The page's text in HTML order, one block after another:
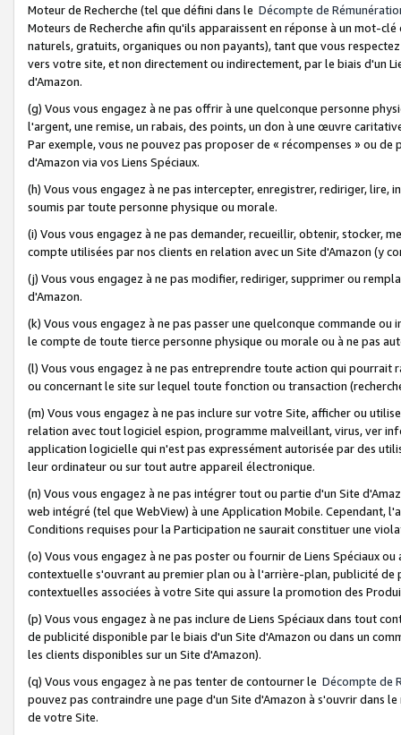
Moteur de Recherche (tel que défini dans le Décompte de
Moteurs de Recherche afin qu'ils apparaissent en réponse à un mot-
naturels, gratuits, organiques ou non payants), tant que vous
vers votre site, et non directement ou indirectement, par le biais d'un
d'Amazon.
(g) Vous vous engagez à ne pas offrir à une quelconque personne
l'argent, une remise, un rabais, des points, un don à une œuvre
Par exemple, vous ne pouvez pas proposer de « récompenses » ou
d'Amazon via vos Liens Spéciaux.
(h) Vous vous engagez à ne pas intercepter, enregistrer, rediriger,
soumis par toute personne physique ou morale.
(i) Vous vous engagez à ne pas demander, recueillir, obtenir, stocker,
compte utilisées par nos clients en relation avec un Site d'Amazon (y
(j) Vous vous engagez à ne pas modifier, rediriger, supprimer ou
d'Amazon.
(k) Vous vous engagez à ne pas passer une quelconque commande
le compte de toute tierce personne physique ou morale ou à ne pas
(l) Vous vous engagez à ne pas entreprendre toute action qui
ou concernant le site sur lequel toute fonction ou transaction
(m) Vous vous engagez à ne pas inclure sur votre Site, afficher ou
relation avec tout logiciel espion, programme malveillant, virus, ver
application logicielle qui n'est pas expressément autorisée par des
leur ordinateur ou sur tout autre appareil électronique.
(n) Vous vous engagez à ne pas intégrer tout ou partie d'un Site
web intégré (tel que WebView) à une Application Mobile. Cependant,
Conditions requises pour la Participation ne saurait constituer une
(o) Vous vous engagez à ne pas poster ou fournir de Liens Spéciaux
contextuelle s'ouvrant au premier plan ou à l'arrière-plan, publicité
contextuelles associées à votre Site qui assure la promotion des
(p) Vous vous engagez à ne pas inclure de Liens Spéciaux dans tout
de publicité disponible par le biais d'un Site d'Amazon ou dans un
les clients disponibles sur un Site d'Amazon).
(q) Vous vous engagez à ne pas tenter de contourner le Décompte de
pouvez pas contraindre une page d'un Site d'Amazon à s'ouvrir dans
de votre Site.